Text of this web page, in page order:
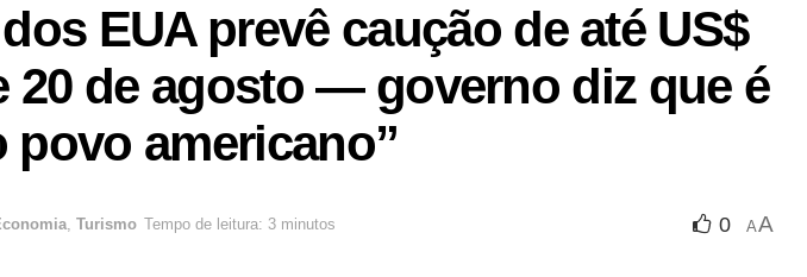
EUA prevê caução de até US$
20 de agosto — governo diz que é
povo americano”
, Turismo Tempo de leitura: 3 minutos 0 AA